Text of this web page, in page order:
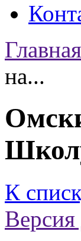
Главная
на...
К
Версия